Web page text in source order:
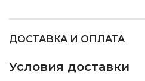
ДОСТАВКА И ОПЛАТА
Условия доставки